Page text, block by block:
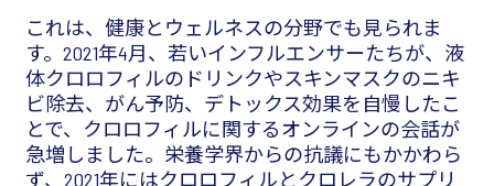
これは、健康とウェルネスの分野でも見られま
す。2021年4月、若いインフルエンサーたちが、液
体クロロフィルのドリンクやスキンマスクのニキ
ビ除去、がん予防、デトックス効果を自慢したこ
とで、クロロフィルに関するオンラインの会話が
急増しました。栄養学界からの抗議にもかかわら
ず、2021年にはクロロフィルとクロレラのサプリ